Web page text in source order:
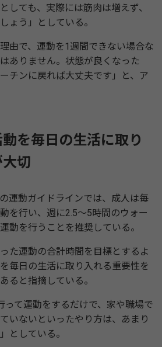
しても、実際には筋肉は増えず、
ょう」としている。
由で、運動を1週間できない場合な
ありません。状態が良くなった
チンに戻れば大丈夫です」と、ア
を毎日の生活に取り
切
運動ガイドラインでは、成人は毎
を行い、週に2.5～5時間のウォー
動を行うことを推奨している。
た運動の合計時間を目標とするよ
毎日の生活に取り入れる重要性を
ると指摘している。
て運動をするだけで、家や職場で
いないといったやり方は、あまり
としている。